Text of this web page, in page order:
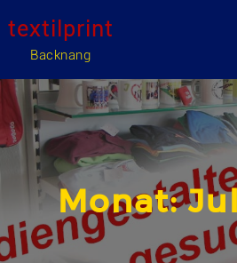
totextilprint
Backnang
Monat: